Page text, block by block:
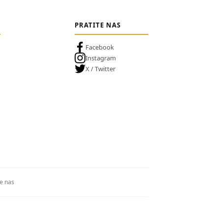
PRATITE NAS
Facebook
Instagram
X / Twitter
nas